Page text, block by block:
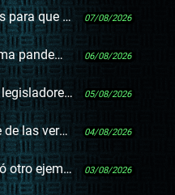
y otras como 10 noticias 07/08/2026
frases infelices 06/08/2026
oposición en Israel 05/08/2026
deportados cubanos 04/08/2026
de Pedro Sánchez 03/08/2026